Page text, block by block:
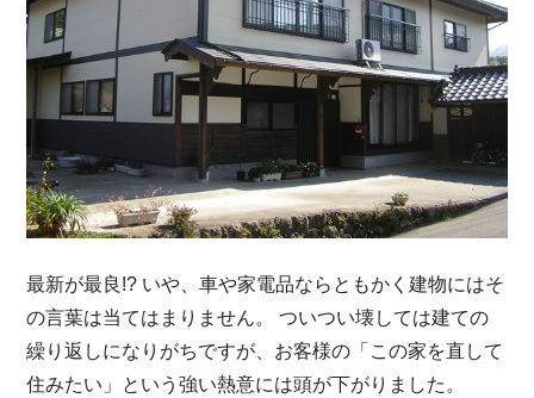
最新が最良!? いや、車や家電品ならともかく建物にはそ
の言葉は当てはまりません。 ついつい壊しては建ての
繰り返しになりがちですが、お客様の「この家を直して
住みたい」という強い熱意には頭が下がりました。